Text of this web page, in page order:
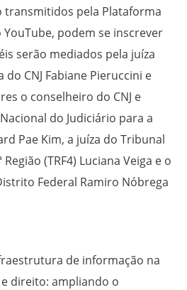
transmitidos pela Plataforma
YouTube, podem se inscrever
serão mediados pela juíza
CNJ Fabiane Pieruccini e
o conselheiro do CNJ e
do Judiciário para a
Pae Kim, a juíza do Tribunal
(TRF4) Luciana Veiga e o
Federal Ramiro Nóbrega
de informação na
direito: ampliando o